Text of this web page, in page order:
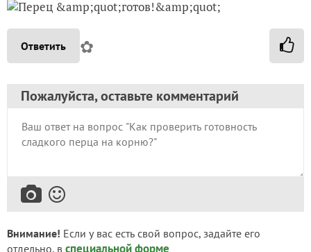
Ответить ✿
Пожалуйста, оставьте комментарий
Внимание! Если у вас есть свой вопрос, задайте его
отдельно, в специальной форме